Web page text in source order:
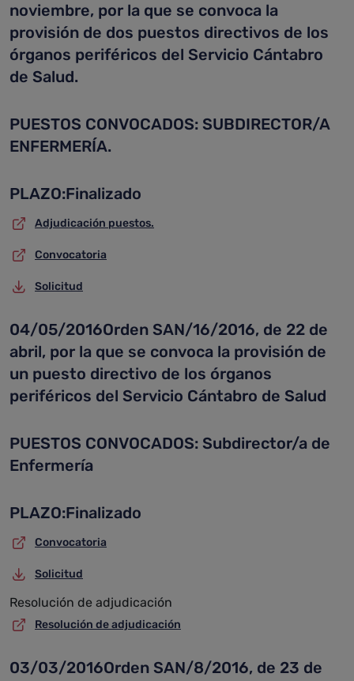
noviembre, por la que se convoca la
provisión de dos puestos directivos de los
órganos periféricos del Servicio Cántabro
de Salud.
PUESTOS CONVOCADOS: SUBDIRECTOR/A
ENFERMERÍA.
PLAZO:Finalizado
Adjudicación puestos.
Convocatoria
Solicitud
04/05/2016Orden SAN/16/2016, de 22 de
abril, por la que se convoca la provisión de
un puesto directivo de los órganos
periféricos del Servicio Cántabro de Salud
PUESTOS CONVOCADOS: Subdirector/a de
Enfermería
PLAZO:Finalizado
Convocatoria
Solicitud
Resolución de adjudicación
Resolución de adjudicación
03/03/2016Orden SAN/8/2016, de 23 de